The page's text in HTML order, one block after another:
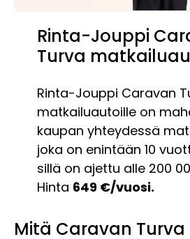
Rinta-Jouppi
Turva
Rinta-Jouppi Caravan
matkailuautoille on
kaupan yhteydessä
joka on enintään 10
sillä on ajettu alle 200
Hinta 649 €/vuosi.
Mitä Caravan Turva